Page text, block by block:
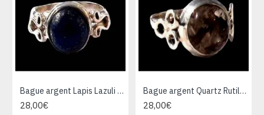
Bague argent Lapis Lazuli - Bijoux Inde - Bijoux indiens
28,00€
Bague argent Quartz Rutile - Bague indienne - Bijoux indiens
28,00€